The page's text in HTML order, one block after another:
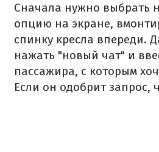
Сначала нужно выбрать
опцию на экране,
спинку кресла впереди.
нажать "новый чат" и
пассажира, с которым
Если он одобрит запрос,